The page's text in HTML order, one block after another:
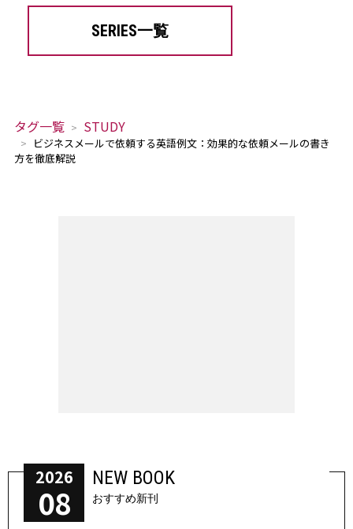
SERIES一覧
タグ一覧 STUDY
ビジネスメールで依頼する英語例文：効果的な依頼メールの書き
方を徹底解説
2026
08
NEW BOOK
おすすめ新刊